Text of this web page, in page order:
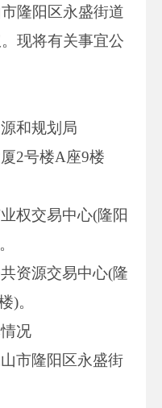
隆阳区永盛街道
现将有关事宜公
和规划局
2号楼A座9楼
权交易中心(隆阳
资源交易中心(隆
)。
况
市隆阳区永盛街